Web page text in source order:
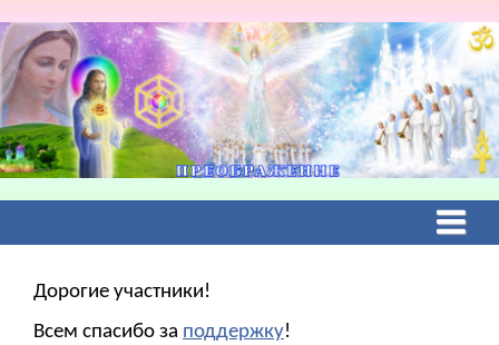
Дорогие участники!
Всем спасибо за поддержку!